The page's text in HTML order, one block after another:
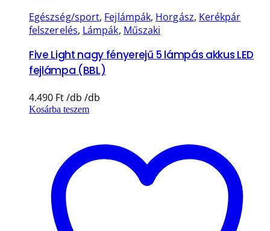
Egészség/sport, Fejlámpák, Horgász, Kerékpár
felszerelés, Lámpák, Műszaki
Five Light nagy fényerejű 5 lámpás akkus LED
fejlámpa (BBL)
4.490 Ft
Kosárba teszem